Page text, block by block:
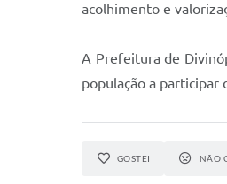
acolhimento e
A Prefeitura de
população a participar
GOSTEI NÃO